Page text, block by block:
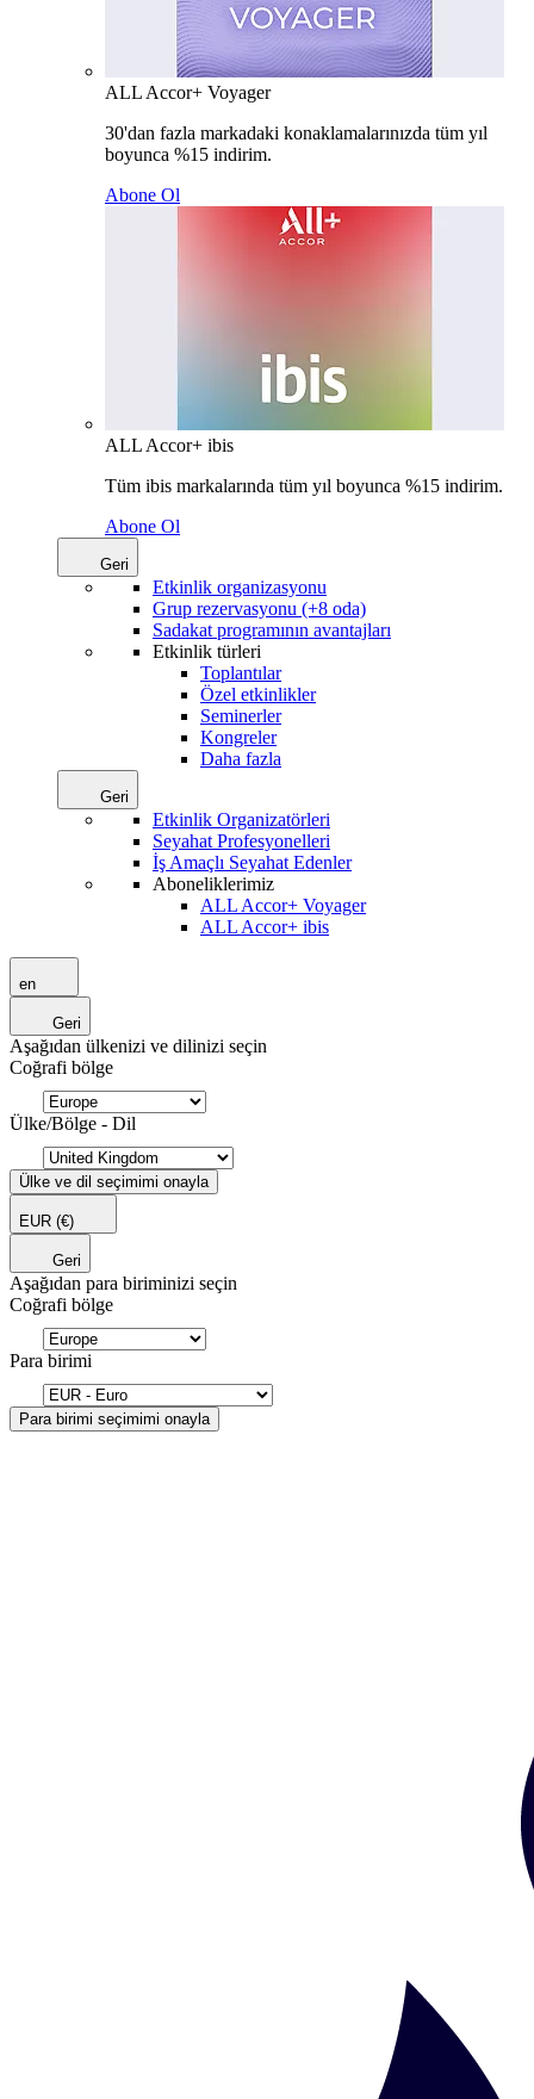
ALL Accor+ Voyager
30'dan fazla markadaki konaklamalarınızda tüm yıl
boyunca %15 indirim.
Abone Ol
ALL Accor+ ibis
Tüm ibis markalarında tüm yıl boyunca %15 indirim.
Abone Ol
Geri
Etkinlik organizasyonu
Grup rezervasyonu (+8 oda)
Sadakat programının avantajları
Etkinlik türleri
Toplantılar
Özel etkinlikler
Seminerler
Kongreler
Daha fazla
Geri
Etkinlik Organizatörleri
Seyahat Profesyonelleri
İş Amaçlı Seyahat Edenler
Aboneliklerimiz
ALL Accor+ Voyager
ALL Accor+ ibis
en
Geri
Aşağıdan ülkenizi ve dilinizi seçin
Coğrafi bölge
Ülke/Bölge - Dil
Ülke ve dil seçimimi onayla
EUR (€)
Geri
Aşağıdan para biriminizi seçin
Coğrafi bölge
Para birimi
Para birimi seçimimi onayla